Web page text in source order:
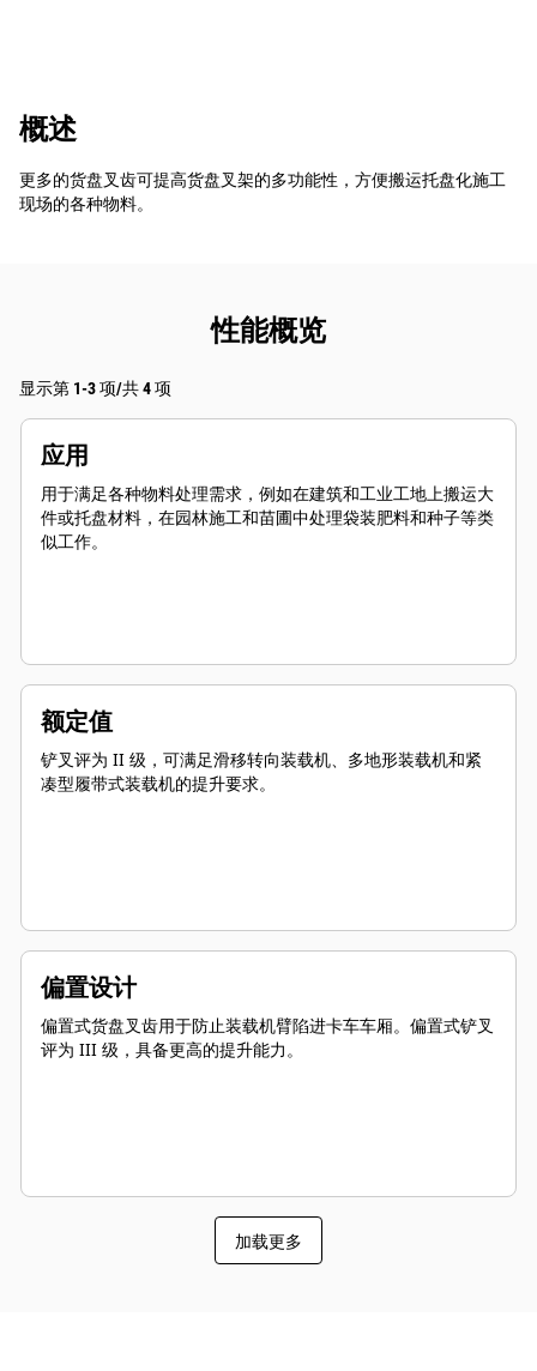
概述
更多的货盘叉齿可提高货盘叉架的多功能性，方便搬运托盘化施工
现场的各种物料。
性能概览
显示第 1-3 项/共 4 项
应用
用于满足各种物料处理需求，例如在建筑和工业工地上搬运大
件或托盘材料，在园林施工和苗圃中处理袋装肥料和种子等类
似工作。
额定值
铲叉评为 II 级，可满足滑移转向装载机、多地形装载机和紧
凑型履带式装载机的提升要求。
偏置设计
偏置式货盘叉齿用于防止装载机臂陷进卡车车厢。偏置式铲叉
评为 III 级，具备更高的提升能力。
加载更多